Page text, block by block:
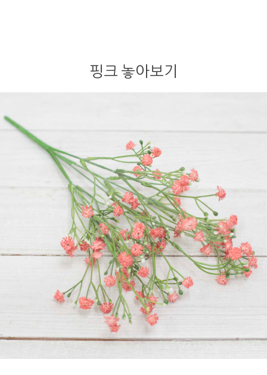
핑크 놓아보기